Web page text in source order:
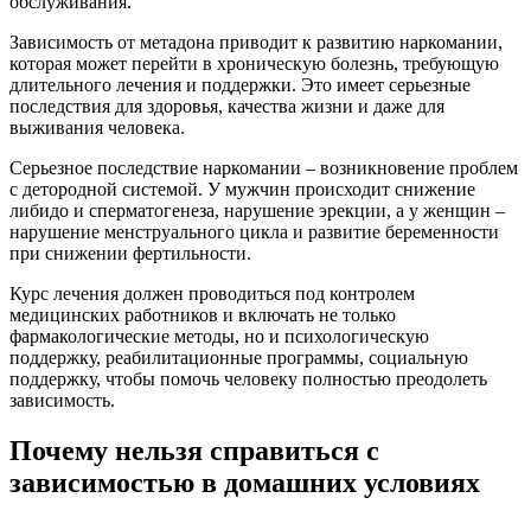
Зависимость от метадона приводит к развитию наркомании,
которая может перейти в хроническую болезнь, требующую
длительного лечения и поддержки. Это имеет серьезные
последствия для здоровья, качества жизни и даже для
выживания человека.
Серьезное последствие наркомании – возникновение проблем
с детородной системой. У мужчин происходит снижение
либидо и сперматогенеза, нарушение эрекции, а у женщин –
нарушение менструального цикла и развитие беременности
при снижении фертильности.
Курс лечения должен проводиться под контролем
медицинских работников и включать не только
фармакологические методы, но и психологическую
поддержку, реабилитационные программы, социальную
поддержку, чтобы помочь человеку полностью преодолеть
зависимость.
Почему нельзя справиться с
зависимостью в домашних условиях